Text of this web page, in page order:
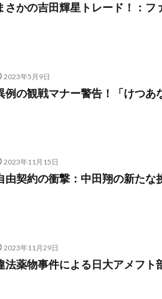
さかの吉田輝星トレード！：フ
2023年5月9日
例の観戦マナー警告！「けつあ
2023年11月15日
由契約の衝撃：中田翔の新たな
2023年11月29日
法薬物事件による日大アメフト